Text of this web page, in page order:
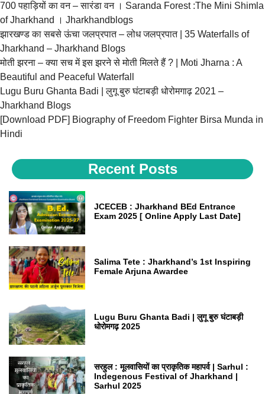
700 पहाड़ियों का वन – सारंडा वन । Saranda Forest :The Mini Shimla
of Jharkhand । Jharkhandblogs
झारखण्ड का सबसे ऊंचा जलप्रपात – लोध जलप्रपात | 35 Waterfalls of
Jharkhand – Jharkhand Blogs
मोती झरना – क्या सच में इस झरने से मोती मिलते हैं ? | Moti Jharna : A
Beautiful and Peaceful Waterfall
Lugu Buru Ghanta Badi | लुगू बुरु घंटाबड़ी धोरोमगाढ़ 2021 –
Jharkhand Blogs
[Download PDF] Biography of Freedom Fighter Birsa Munda in
Hindi
Recent Posts
JCECEB : Jharkhand BEd Entrance
Exam 2025 [ Online Apply Last Date]
Salima Tete : Jharkhand’s 1st Inspiring
Female Arjuna Awardee
Lugu Buru Ghanta Badi | लुगू बुरु घंटाबड़ी
धोरोमगढ़ 2025
सरहुल : मूलवासियों का प्राकृतिक महापर्व | Sarhul :
Indegenous Festival of Jharkhand |
Sarhul 2025